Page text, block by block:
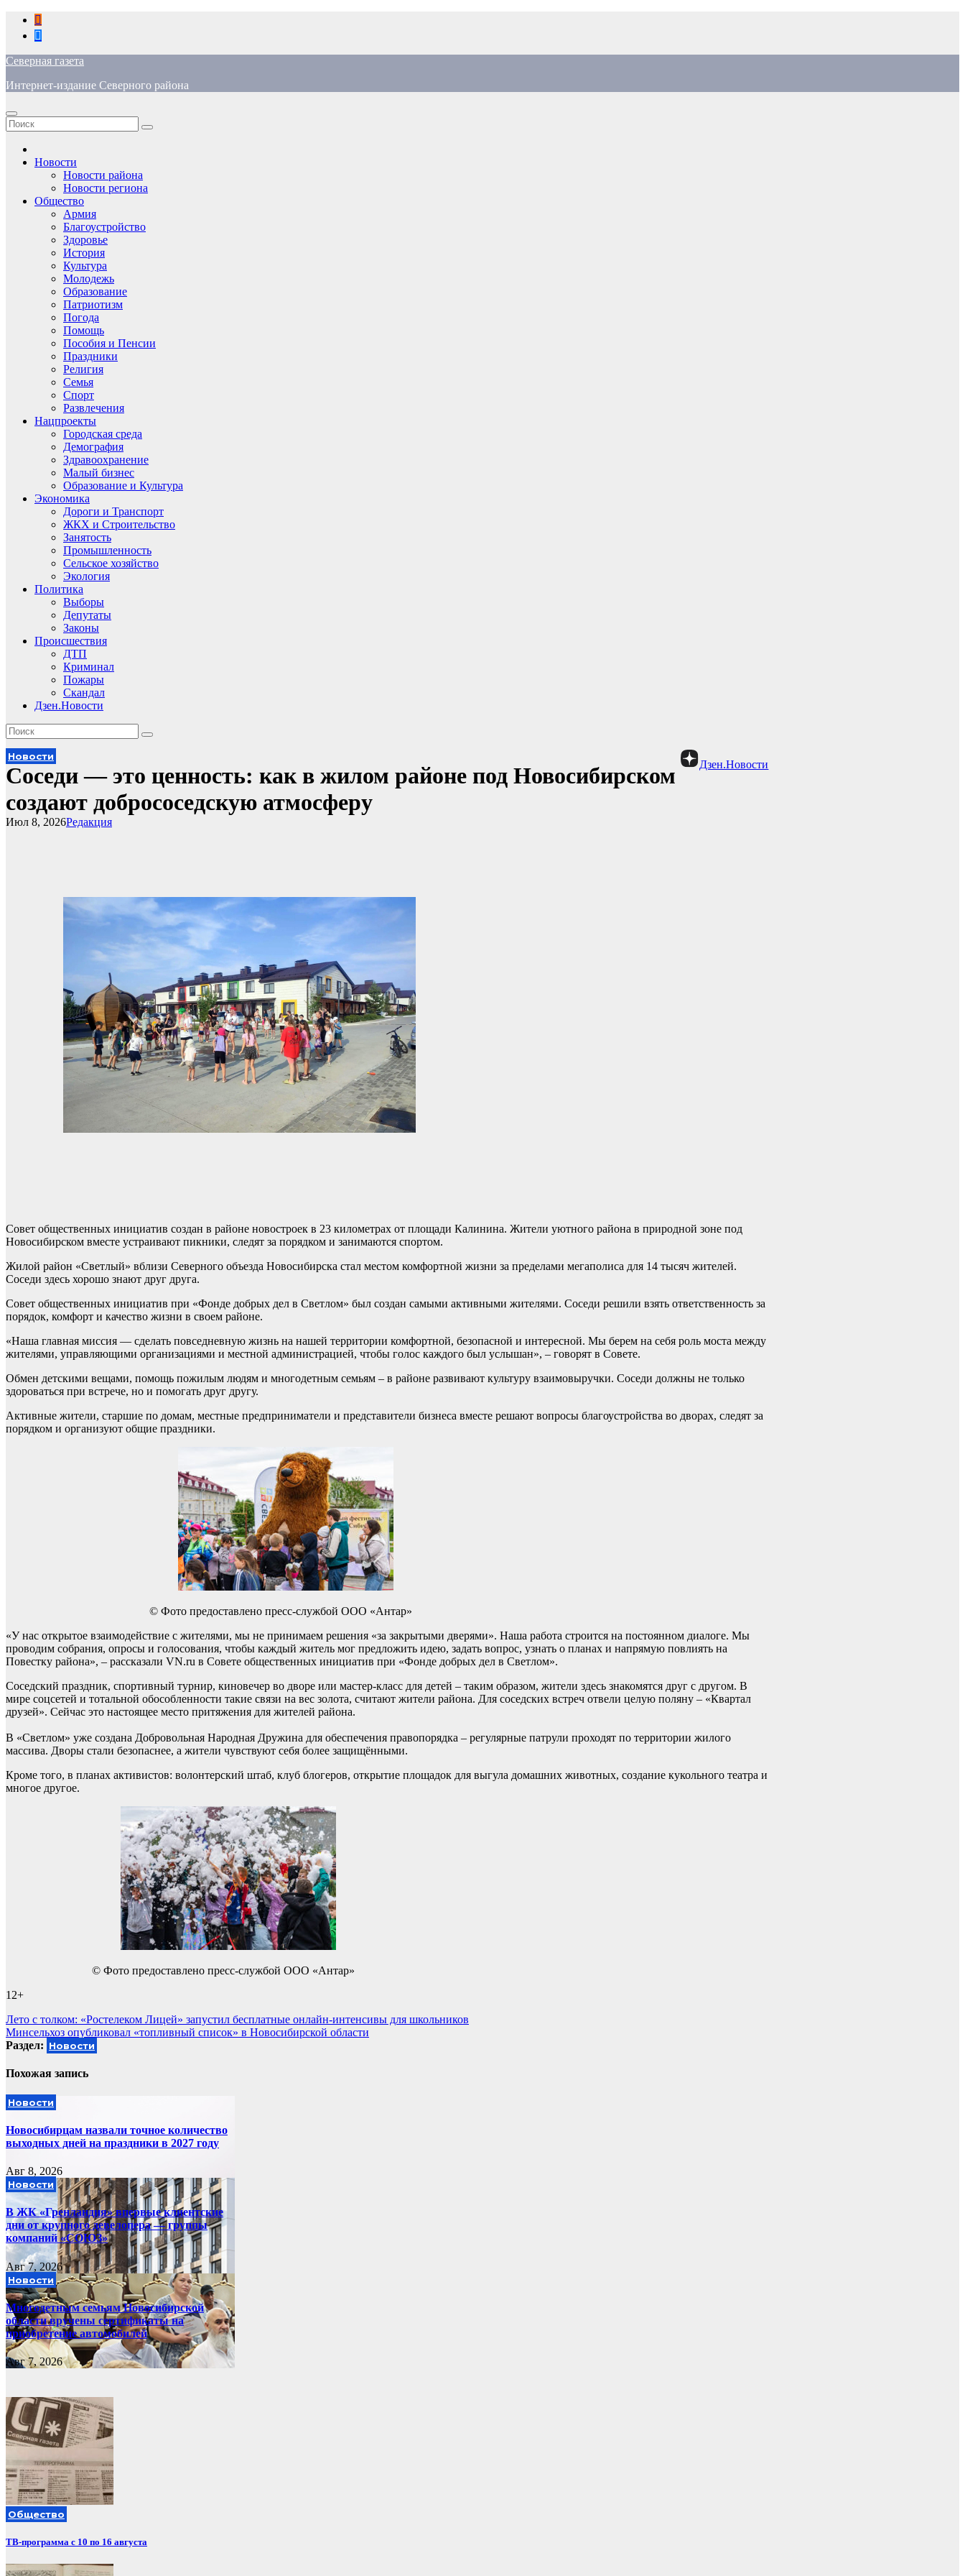
Перейти
содержимому
Северная газета
Интернет-издание Северного района
Новости
Новости района
Новости региона
Общество
Армия
Благоустройство
Здоровье
История
Культура
Молодежь
Образование
Патриотизм
Погода
Помощь
Пособия и Пенсии
Праздники
Религия
Семья
Спорт
Развлечения
Нацпроекты
Городская среда
Демография
Здравоохранение
Малый бизнес
Образование и Культура
Экономика
Дороги и Транспорт
ЖКХ и Строительство
Занятость
Промышленность
Сельское хозяйство
Экология
Политика
Выборы
Депутаты
Законы
Происшествия
ДТП
Криминал
Пожары
Скандал
Дзен.Новости
Дзен.Новости
Новости
Соседи — это ценность: как в жилом районе под Новосибирском
создают добрососедскую атмосферу
Редакция
Июл 8, 2026
Совет общественных инициатив создан в районе новостроек в 23 километрах от площади Калинина. Жители уютного района в природной зоне под
Новосибирском вместе устраивают пикники, следят за порядком и занимаются спортом.
Жилой район «Светлый» вблизи Северного объезда Новосибирска стал местом комфортной жизни за пределами мегаполиса для 14 тысяч жителей.
Cоседи здесь хорошо знают друг друга.
Совет общественных инициатив при «Фонде добрых дел в Светлом» был создан самыми активными жителями. Соседи решили взять ответственность за
порядок, комфорт и качество жизни в своем районе.
«Наша главная миссия — сделать повседневную жизнь на нашей территории комфортной, безопасной и интересной. Мы берем на себя роль моста между
жителями, управляющими организациями и местной администрацией, чтобы голос каждого был услышан», – говорят в Совете.
Обмен детскими вещами, помощь пожилым людям и многодетным семьям – в районе развивают культуру взаимовыручки. Соседи должны не только
здороваться при встрече, но и помогать друг другу.
Активные жители, старшие по домам, местные предприниматели и представители бизнеса вместе решают вопросы благоустройства во дворах, следят за
порядком и организуют общие праздники.
© Фото предоставлено пресс-службой ООО «Антар»
«У нас открытое взаимодействие с жителями, мы не принимаем решения «за закрытыми дверями». Наша работа строится на постоянном диалоге. Мы
проводим собрания, опросы и голосования, чтобы каждый житель мог предложить идею, задать вопрос, узнать о планах и напрямую повлиять на
Повестку района», – рассказали VN.ru в Совете общественных инициатив при «Фонде добрых дел в Светлом».
Соседский праздник, спортивный турнир, киновечер во дворе или мастер-класс для детей – таким образом, жители здесь знакомятся друг с другом. В
мире соцсетей и тотальной обособленности такие связи на вес золота, считают жители района. Для соседских встреч отвели целую поляну – «Квартал
друзей». Сейчас это настоящее место притяжения для жителей района.
В «Светлом» уже создана Добровольная Народная Дружина для обеспечения правопорядка – регулярные патрули проходят по территории жилого
массива. Дворы стали безопаснее, а жители чувствуют себя более защищёнными.
Кроме того, в планах активистов: волонтерский штаб, клуб блогеров, открытие площадок для выгула домашних животных, создание кукольного театра и
многое другое.
© Фото предоставлено пресс-службой ООО «Антар»
12+
Навигация
по
Лето с толком: «Ростелеком Лицей» запустил бесплатные онлайн-интенсивы для школьников
Минсельхоз опубликовал «топливный список» в Новосибирской области
Раздел: Новости
Похожая запись
Новости
Новосибирцам назвали точное количество
выходных дней на праздники в 2027 году
Авг 8, 2026
Новости
В ЖК «Гренландия» впервые клиентские
дни от крупного девелопера — группы
компаний «СОЮЗ»
Авг 7, 2026
Новости
Многодетным семьям Новосибирской
области вручены сертификаты на
приобретение автомобилей
Авг 7, 2026
Общество
ТВ-программа с 10 по 16 августа